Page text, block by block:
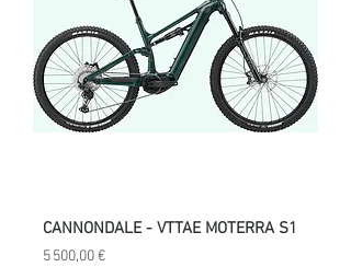
CANNONDALE - VTTAE MOTERRA S1
Prix
5 500,00 €